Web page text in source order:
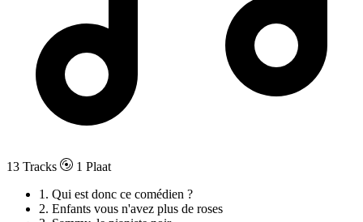
13 Tracks
1 Plaat
1. Qui est donc ce comédien ?
2. Enfants vous n'avez plus de roses